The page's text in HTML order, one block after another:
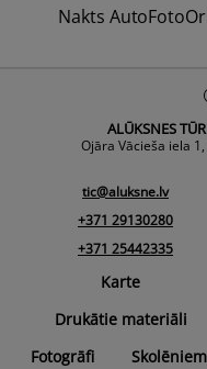
Nakts
ALŪKSNES
Ojāra Vācieša iela
tic@aluksne.lv
+371 29130280
+371 25442335
Karte
Drukātie materiāli
Fotogrāfi
Skolēniem